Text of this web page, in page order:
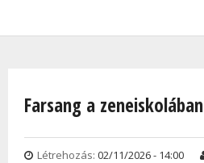
Farsang a zeneiskolában
Létrehozás: 02/11/2026 - 14:00